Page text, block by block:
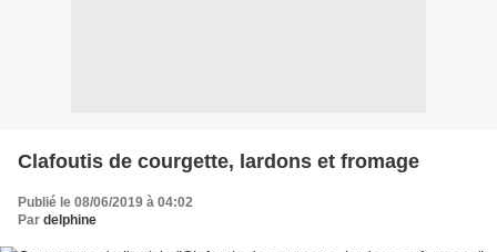
Clafoutis de courgette, lardons et fromage
Publié le 08/06/2019 à 04:02
Par delphine